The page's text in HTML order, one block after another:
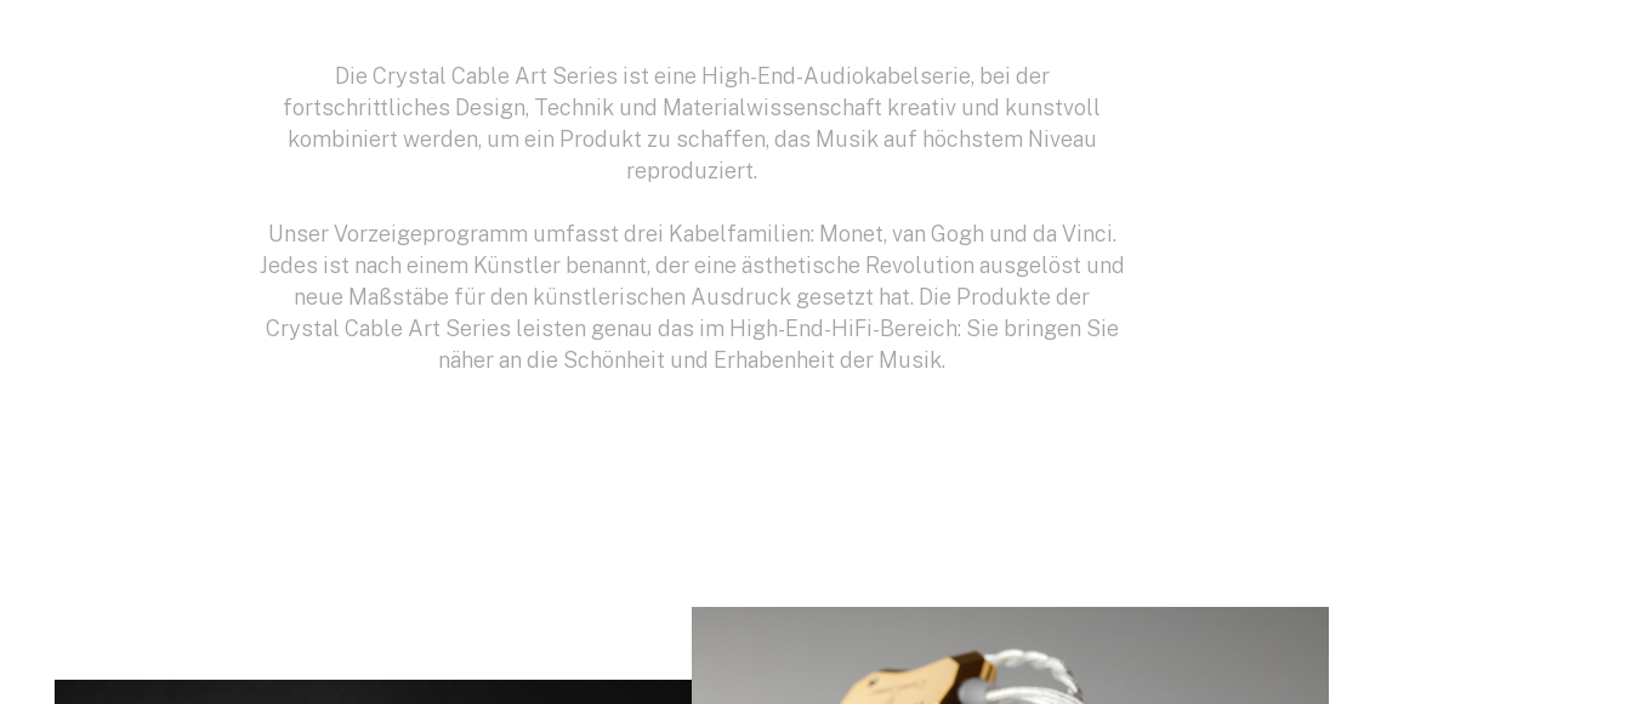
Die Crystal Cable Art Series ist eine High-End-Audiokabelserie, bei der
fortschrittliches Design, Technik und Materialwissenschaft kreativ und kunstvoll
kombiniert werden, um ein Produkt zu schaffen, das Musik auf höchstem Niveau
reproduziert.
Unser Vorzeigeprogramm umfasst drei Kabelfamilien: Monet, van Gogh und da Vinci.
Jedes ist nach einem Künstler benannt, der eine ästhetische Revolution ausgelöst und
neue Maßstäbe für den künstlerischen Ausdruck gesetzt hat. Die Produkte der
Crystal Cable Art Series leisten genau das im High-End-HiFi-Bereich: Sie bringen Sie
näher an die Schönheit und Erhabenheit der Musik.